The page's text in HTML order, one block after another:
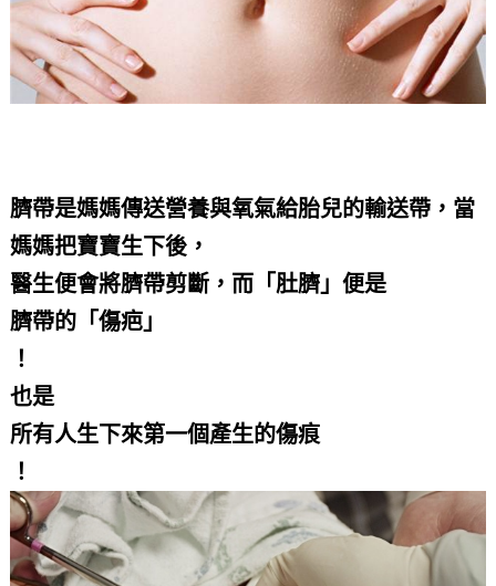
臍帶是媽媽傳送營養與氧氣給胎兒的輸送帶，當
媽媽把寶寶生下後，
醫生便會將臍帶剪斷，而「肚臍」便是
臍帶的「傷疤」
！
也是
所有人生下來第一個產生的傷痕
！